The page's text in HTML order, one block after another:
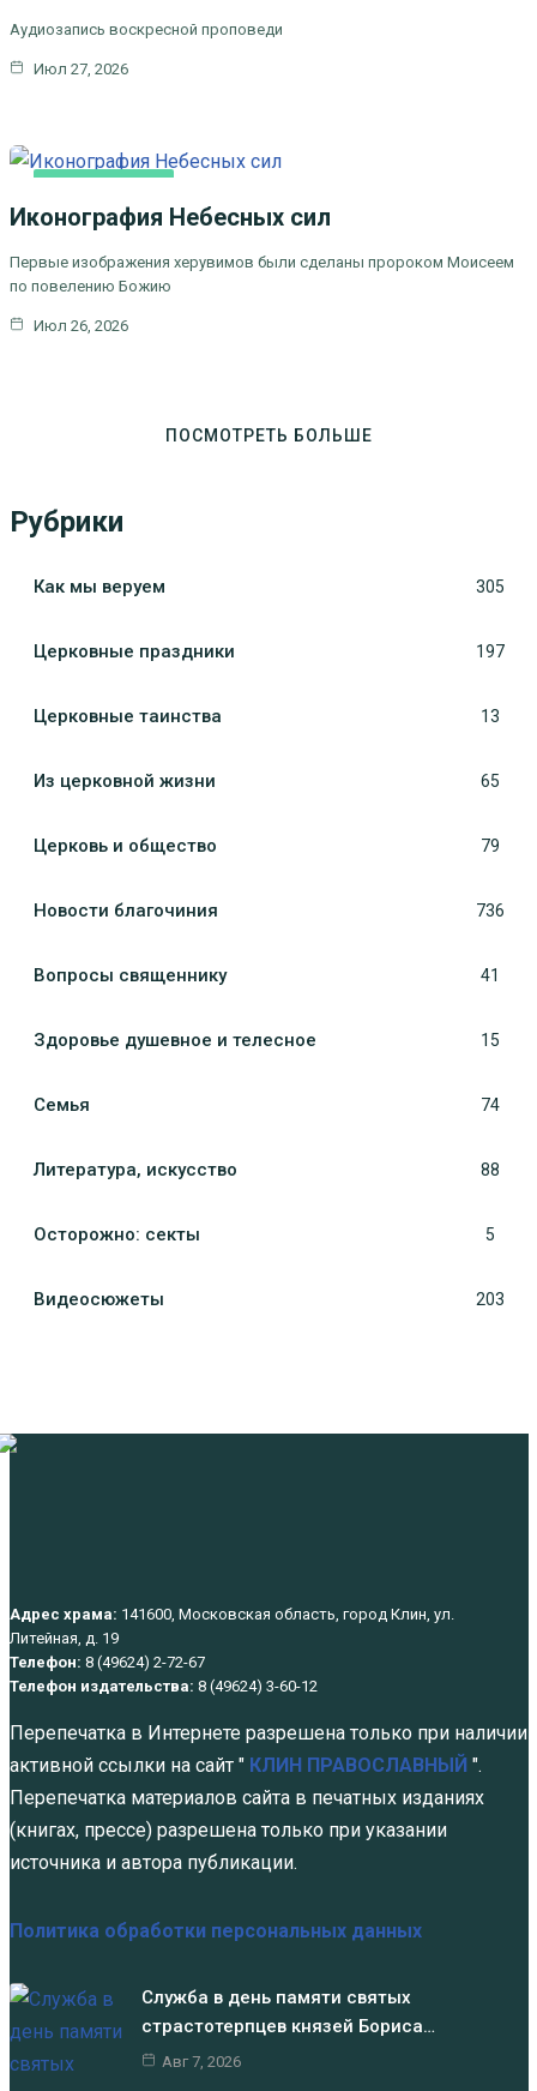
Аудиозапись воскресной проповеди
Июл 27, 2026
Иконография Небесных сил
Первые изображения херувимов были сделаны пророком Моисеем
по повелению Божию
Июл 26, 2026
ПОСМОТРЕТЬ БОЛЬШЕ
Рубрики
Как мы веруем 305
Церковные праздники 197
Церковные таинства 13
Из церковной жизни 65
Церковь и общество 79
Новости благочиния 736
Вопросы священнику 41
Здоровье душевное и телесное 15
Семья 74
Литература, искуcство 88
Осторожно: секты 5
Видеосюжеты 203
Адрес храма: 141600, Московская область, город Клин, ул.
Литейная, д. 19
Телефон: 8 (49624) 2-72-67
Телефон издательства: 8 (49624) 3-60-12
Перепечатка в Интернете разрешена только при наличии
активной ссылки на сайт " КЛИН ПРАВОСЛАВНЫЙ ".
Перепечатка материалов сайта в печатных изданиях
(книгах, прессе) разрешена только при указании
источника и автора публикации.
Политика обработки персональных данных
Служба в день памяти святых
страстотерпцев князей Бориса…
Авг 7, 2026